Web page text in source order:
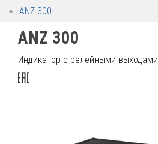
ANZ 300
ANZ 300
Индикатор с релейными выходами